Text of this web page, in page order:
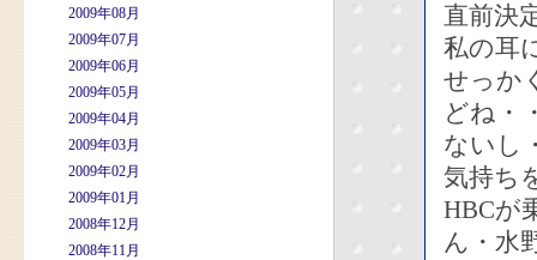
2009年08月
2009年07月
2009年06月
2009年05月
2009年04月
2009年03月
2009年02月
2009年01月
2008年12月
2008年11月
直前決
私の耳
せっか
どね・
ないし
気持ち
HBCが
ん・水